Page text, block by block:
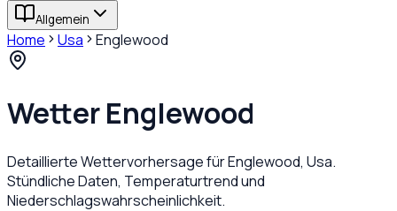
Allgemein
Home Usa Englewood
WetterEnglewood
Detaillierte Wettervorhersage fürEnglewood, Usa.
Stündliche Daten, Temperaturtrend und
Niederschlagswahrscheinlichkeit.